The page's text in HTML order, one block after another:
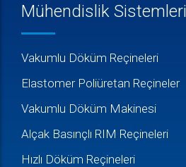
Mühendislik Sistemleri
Vakumlu Döküm Reçineleri
Elastomer Poliüretan Reçineler
Vakumlu Döküm Makinesi
Alçak Basınçlı RIM Reçineleri
Hızlı Döküm Reçineleri